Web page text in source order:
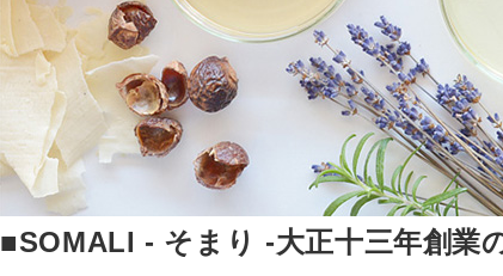
■SOMALI - そまり -大正十三年創業